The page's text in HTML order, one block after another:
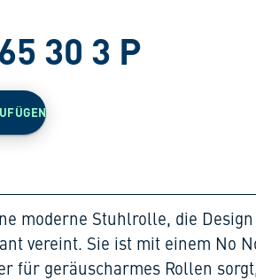
30 3 P
moderne Stuhlrolle, die
vereint. Sie ist mit einem No
für geräuscharmes Rollen